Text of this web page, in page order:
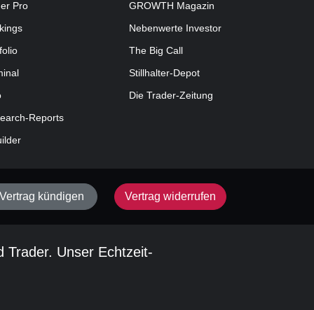
Pro
Reports
GROWTH Magazin
Nebenwerte Investor
The Big Call
Stillhalter-Depot
Die Trader-Zeitung
kündigen Vertrag widerrufen
Trader. Unser Echtzeit-